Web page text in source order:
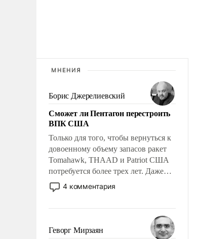
МНЕНИЯ
Борис Джерелиевский
Сможет ли Пентагон перестроить
ВПК США
Только для того, чтобы вернуться к
довоенному объему запасов ракет
Tomahawk, THAAD и Patriot США
потребуется более трех лет. Даже
небольшая война с Ираном
опустошила американские
уязвимости США, например, перед
4 комментария
Геворг Мирзаян